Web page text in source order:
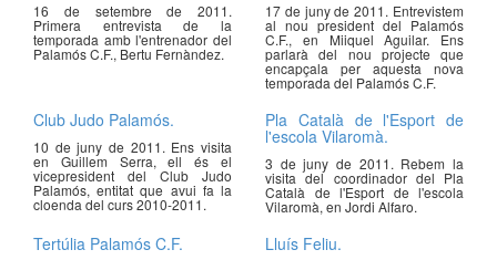
16 de setembre de 2011.
Primera entrevista de la
temporada amb l'entrenador del
Palamós C.F., Bertu Fernàndez.
17 de juny de 2011. Entrevistem
al nou president del Palamós
C.F., en Miiquel Aguilar. Ens
parlarà del nou projecte que
encapçala per aquesta nova
temporada del Palamós C.F.
Club Judo Palamós.
10 de juny de 2011. Ens visita
en Guillem Serra, ell és el
vicepresident del Club Judo
Palamós, entitat que avui fa la
cloenda del curs 2010-2011.
Pla Català de l'Esport de
l'escola Vilaromà.
3 de juny de 2011. Rebem la
visita del coordinador del Pla
Català de l'Esport de l'escola
Vilaromà, en Jordi Alfaro.
Tertúlia Palamós C.F. Lluís Feliu.